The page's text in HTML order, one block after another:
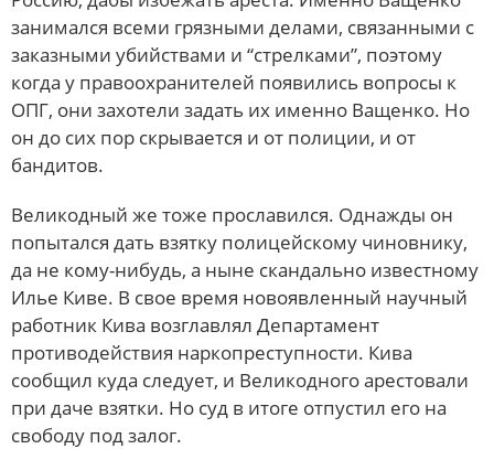
занимался всеми грязными делами, связанными с
заказными убийствами и “стрелками”, поэтому
когда у правоохранителей появились вопросы к
ОПГ, они захотели задать их именно Ващенко. Но
он до сих пор скрывается и от полиции, и от
бандитов.
Великодный же тоже прославился. Однажды он
попытался дать взятку полицейскому чиновнику,
да не кому-нибудь, а ныне скандально известному
Илье Киве. В свое время новоявленный научный
работник Кива возглавлял Департамент
противодействия наркопреступности. Кива
сообщил куда следует, и Великодного арестовали
при даче взятки. Но суд в итоге отпустил его на
свободу под залог.